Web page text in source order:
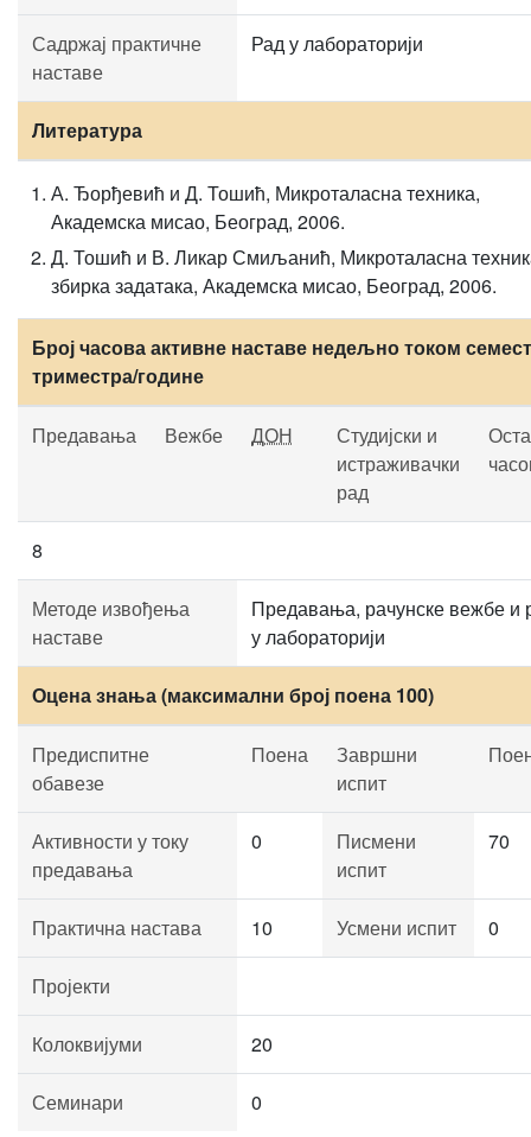
Садржај практичне
наставе
Рад у лабораторији
Литература
А. Ђорђевић и Д. Тошић, Микроталасна техника,
Академска мисао, Београд, 2006.
Д. Тошић и В. Ликар Смиљанић, Микроталасна
збирка задатака, Академска мисао, Београд, 2006.
Број часова активне наставе недељно током
триместра/године
Предавања Вежбе ДОН
Студијски и
истраживачки
рад
8
Методе извођења
наставе
Предавања, рачунске вежбе и
у лабораторији
Оцена знања (максимални број поена 100)
Предиспитне
обавезе
Поена
Завршни
испит
Активности у току
предавања
0
Писмени
испит
70
Практична настава 10 Усмени испит 0
Пројекти
Колоквијуми 20
Семинари 0